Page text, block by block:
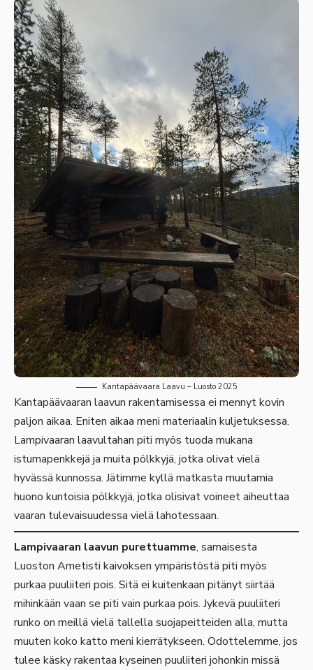
Kantapäävaara Laavu – Luosto 2025
Kantapäävaaran laavun rakentamisessa ei mennyt kovin
paljon aikaa. Eniten aikaa meni materiaalin kuljetuksessa.
Lampivaaran laavultahan piti myös tuoda mukana
istumapenkkejä ja muita pölkkyjä, jotka olivat vielä
hyvässä kunnossa. Jätimme kyllä matkasta muutamia
huono kuntoisia pölkkyjä, jotka olisivat voineet aiheuttaa
vaaran tulevaisuudessa vielä lahotessaan.
Lampivaaran laavun purettuamme, samaisesta
Luoston Ametisti kaivoksen ympäristöstä piti myös
purkaa puuliiteri pois. Sitä ei kuitenkaan pitänyt siirtää
mihinkään vaan se piti vain purkaa pois. Jykevä puuliiteri
runko on meillä vielä tallella suojapeitteiden alla, mutta
muuten koko katto meni kierrätykseen. Odottelemme, jos
tulee käsky rakentaa kyseinen puuliiteri johonkin missä